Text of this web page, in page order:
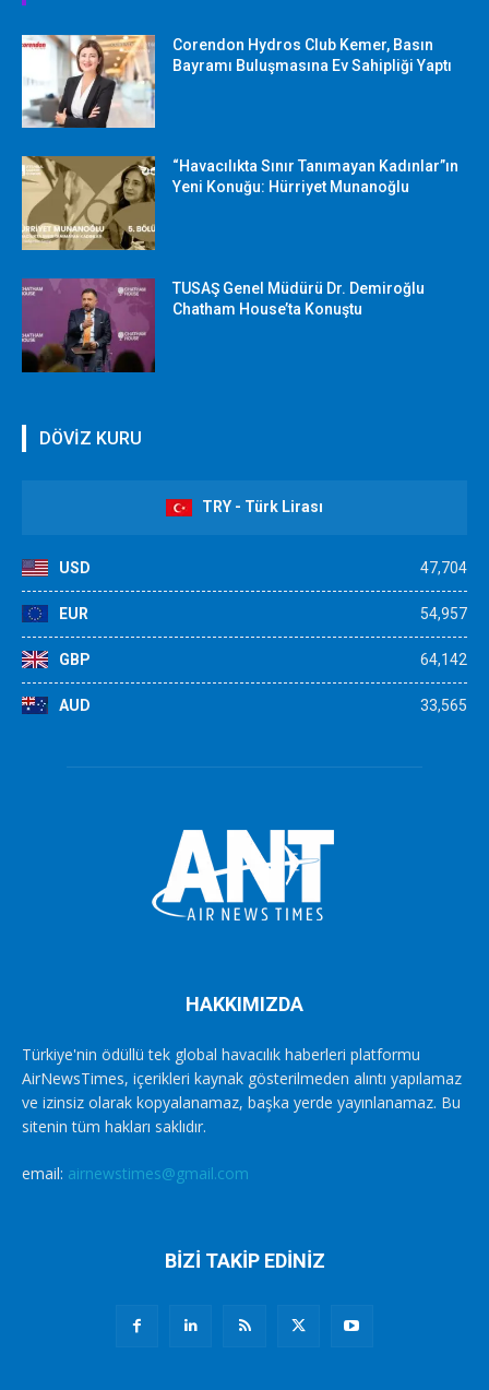
Corendon Hydros Club Kemer, Basın
Bayramı Buluşmasına Ev Sahipliği Yaptı
“Havacılıkta Sınır Tanımayan Kadınlar”ın
Yeni Konuğu: Hürriyet Munanoğlu
TUSAŞ Genel Müdürü Dr. Demiroğlu
Chatham House’ta Konuştu
DÖVİZ KURU
TRY - Türk Lirası
USD 47,704
EUR 54,957
GBP 64,142
AUD 33,565
HAKKIMIZDA
Türkiye'nin ödüllü tek global havacılık haberleri platformu
AirNewsTimes, içerikleri kaynak gösterilmeden alıntı yapılamaz
ve izinsiz olarak kopyalanamaz, başka yerde yayınlanamaz. Bu
sitenin tüm hakları saklıdır.
email: airnewstimes@gmail.com
BİZİ TAKİP EDİNİZ